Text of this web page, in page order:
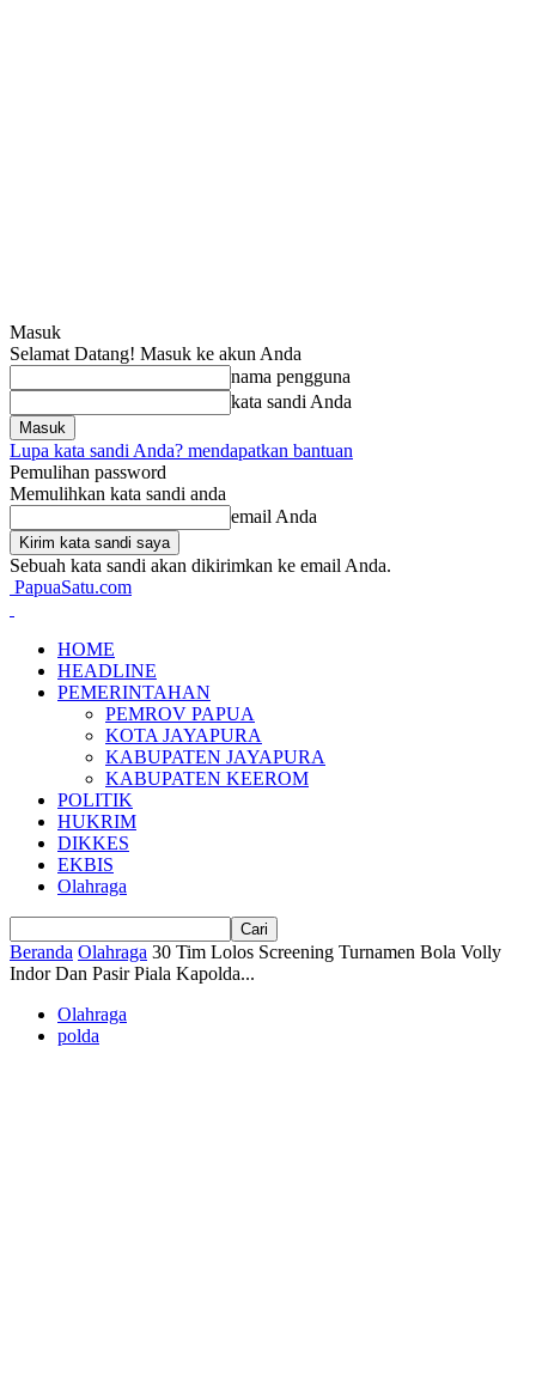
Masuk
Selamat Datang! Masuk ke akun Anda
nama pengguna
kata sandi Anda
Lupa kata sandi Anda? mendapatkan bantuan
Pemulihan password
Memulihkan kata sandi anda
email Anda
Sebuah kata sandi akan dikirimkan ke email Anda.
PapuaSatu.com
HOME
HEADLINE
PEMERINTAHAN
PEMROV PAPUA
KOTA JAYAPURA
KABUPATEN JAYAPURA
KABUPATEN KEEROM
POLITIK
HUKRIM
DIKKES
EKBIS
Olahraga
Beranda Olahraga 30 Tim Lolos Screening Turnamen Bola Volly
Indor Dan Pasir Piala Kapolda...
Olahraga
polda